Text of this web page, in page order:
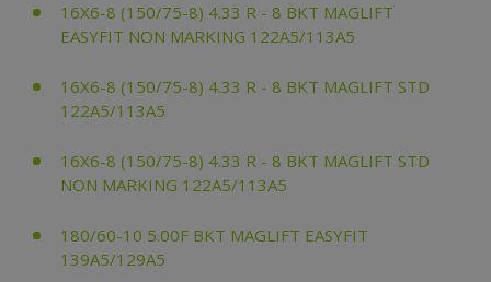
16X6-8 (150/75-8) 4.33 R - 8 BKT MAGLIFT
EASYFIT NON MARKING 122A5/113A5
16X6-8 (150/75-8) 4.33 R - 8 BKT MAGLIFT STD
122A5/113A5
16X6-8 (150/75-8) 4.33 R - 8 BKT MAGLIFT STD
NON MARKING 122A5/113A5
180/60-10 5.00F BKT MAGLIFT EASYFIT
139A5/129A5